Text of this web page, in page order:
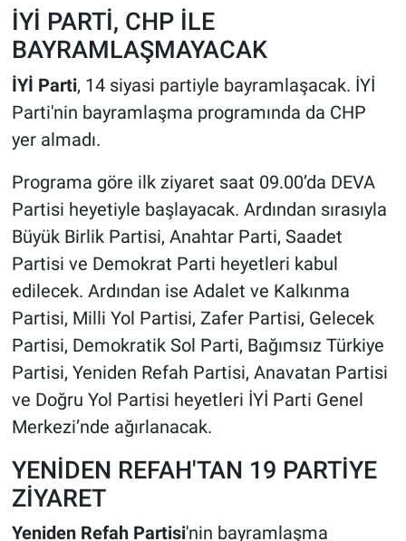
İYİ PARTİ, CHP İLE
BAYRAMLAŞMAYACAK
İYİ Parti, 14 siyasi partiyle bayramlaşacak. İYİ
Parti'nin bayramlaşma programında da CHP
yer almadı.
Programa göre ilk ziyaret saat 09.00’da DEVA
Partisi heyetiyle başlayacak. Ardından sırasıyla
Büyük Birlik Partisi, Anahtar Parti, Saadet
Partisi ve Demokrat Parti heyetleri kabul
edilecek. Ardından ise Adalet ve Kalkınma
Partisi, Milli Yol Partisi, Zafer Partisi, Gelecek
Partisi, Demokratik Sol Parti, Bağımsız Türkiye
Partisi, Yeniden Refah Partisi, Anavatan Partisi
ve Doğru Yol Partisi heyetleri İYİ Parti Genel
Merkezi’nde ağırlanacak.
YENİDEN REFAH'TAN 19 PARTİYE
ZİYARET
Yeniden Refah Partisi'nin bayramlaşma